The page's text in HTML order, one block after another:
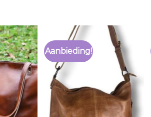
Aanbieding!